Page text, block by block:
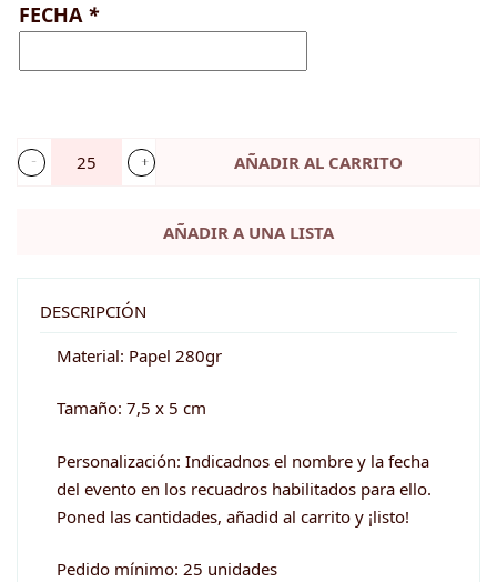
FECHA *
Etiqueta
-
CAMPANILLAS
AÑADIR AL CARRITO
AÑADIR A UNA LISTA
DESCRIPCIÓN
Material: Papel 280gr
Tamaño: 7,5 x 5 cm
Personalización: Indicadnos el nombre y la fecha
del evento en los recuadros habilitados para ello.
Poned las cantidades, añadid al carrito y ¡listo!
Pedido mínimo: 25 unidades